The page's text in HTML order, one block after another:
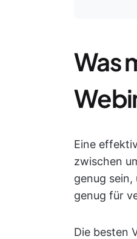
Was
Eine
zwischen
genug
genug für
Die besten